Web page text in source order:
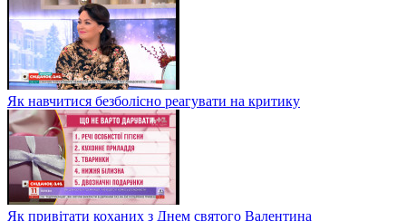
Як навчитися безболісно реагувати на критику
Як привітати коханих з Днем святого Валентина